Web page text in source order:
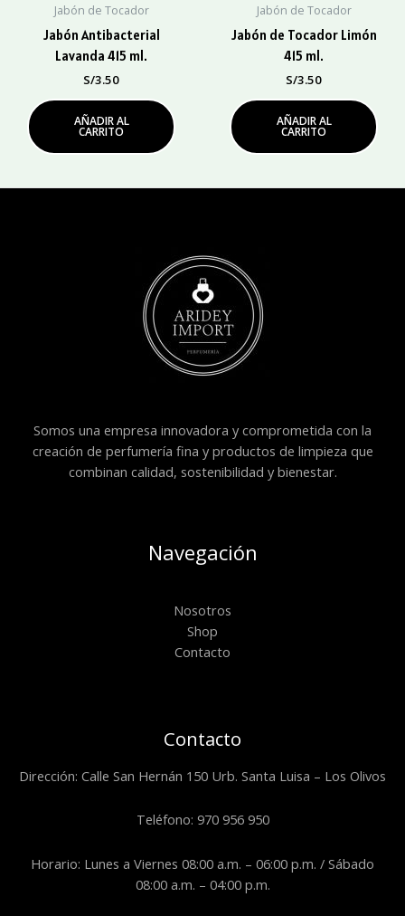
Jabón de Tocador
Jabón Antibacterial
Lavanda 415 ml.
S/3.50
AÑADIR AL
CARRITO
Jabón de Tocador
Jabón de Tocador Limón
415 ml.
S/3.50
AÑADIR AL
CARRITO
Somos una empresa innovadora y comprometida con la
creación de perfumería fina y productos de limpieza que
combinan calidad, sostenibilidad y bienestar.
Navegación
Nosotros
Shop
Contacto
Contacto
Dirección: Calle San Hernán 150 Urb. Santa Luisa – Los Olivos
Teléfono: 970 956 950
Horario: Lunes a Viernes 08:00 a.m. – 06:00 p.m. / Sábado
08:00 a.m. – 04:00 p.m.